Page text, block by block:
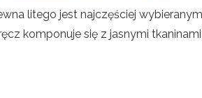
litego jest najczęściej
komponuje się z jasnymi